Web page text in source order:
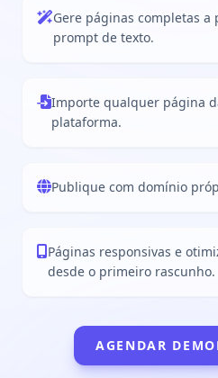
Gere páginas completas
prompt de texto.
Importe qualquer página
plataforma.
Publique com domínio
Páginas responsivas e
desde o primeiro rascunho.
AGENDAR